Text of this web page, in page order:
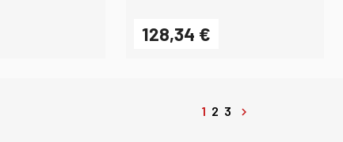
128,34 €
Aperçu rapide
1 2 3 